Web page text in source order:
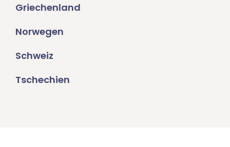
Griechenland
Norwegen
Schweiz
Tschechien